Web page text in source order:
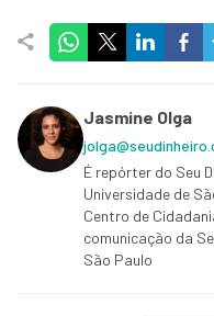
Jasmine Olga
É repórter do Seu
Universidade de
Centro de
comunicação da
São Paulo